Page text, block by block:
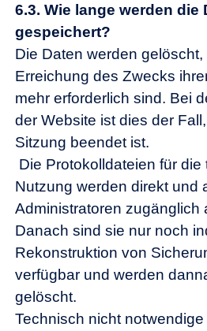
6.3. Wie lange werden die
gespeichert?
Die Daten werden
Erreichung des Zwecks
mehr erforderlich sind. Bei
der Website ist dies der
Sitzung beendet ist.
Die Protokolldateien für die
Nutzung werden direkt und
Administratoren zugänglich
Danach sind sie nur noch
Rekonstruktion von
verfügbar und werden
gelöscht.
Technisch nicht